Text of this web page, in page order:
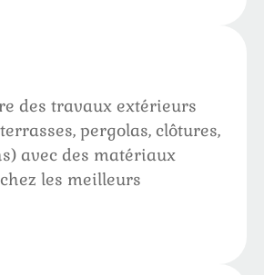
des travaux extérieurs
pergolas, clôtures,
avec des matériaux
les meilleurs